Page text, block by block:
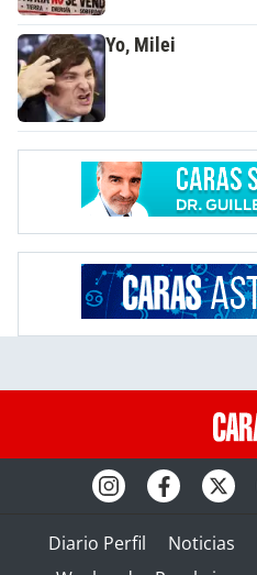
Yo, Milei
Diario Perfil Noticias